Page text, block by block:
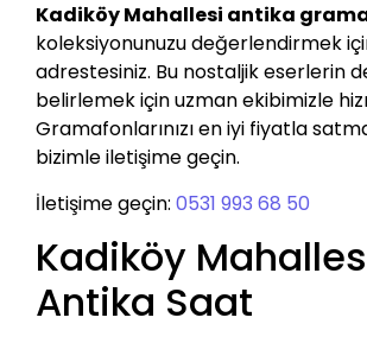
Kadiköy Mahallesi antika
koleksiyonunuzu değerlendirmek
adrestesiniz. Bu nostaljik eserlerin
belirlemek için uzman ekibimizle
Gramafonlarınızı en iyi fiyatla
bizimle iletişime geçin.
İletişime geçin: 0531 993 68 50
Kadiköy
Antika Saat